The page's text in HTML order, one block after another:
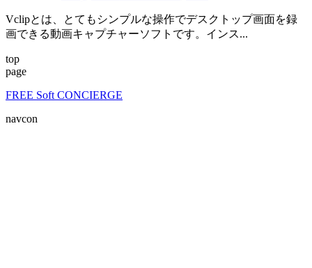
Vclipとは、とてもシンプルな操作でデスクトップ画面を録
画できる動画キャプチャーソフトです。インス...
top
page
FREE Soft CONCIERGE
navcon